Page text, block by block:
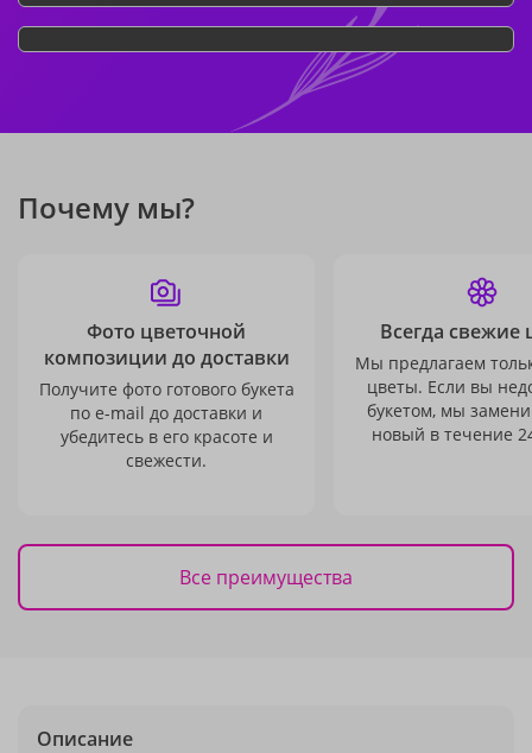
Почему мы?
Фото цветочной
композиции до доставки
Получите фото готового букета
по e-mail до доставки и
убедитесь в его красоте и
свежести.
Всегда свежие
Мы предлагаем
цветы. Если вы
букетом, мы
новый в течение
Все преимущества
Описание